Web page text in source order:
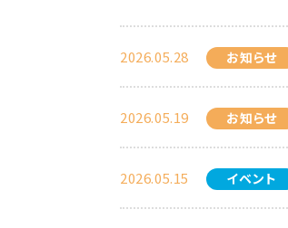
2026.05.28 お知らせ
2026.05.19 お知らせ
2026.05.15 イベント